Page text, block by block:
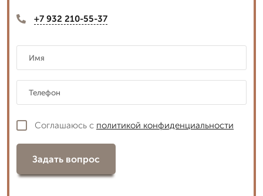
+7 932 210-55-37
Соглашаюсь с политикой конфиденциальности
Задать вопрос